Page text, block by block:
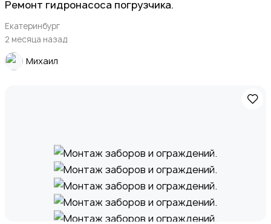
Ремонт гидронасоса погрузчика.
Екатеринбург
2 месяца назад
Михаил